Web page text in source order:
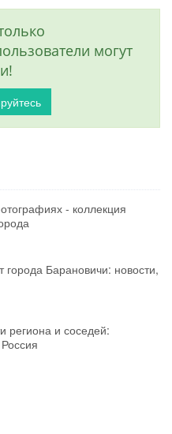
могут
- коллекция
города Барановичи: новости,
региона и соседей: